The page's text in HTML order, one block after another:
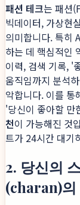
패션 테크는 패션
빅데이터, 가상현
의미합니다. 특히
하는 데 핵심적인
이력, 검색 기록, '
움직임까지 분석
악합니다. 이를 통
'당신이 좋아할 만
천이 가능해진 것
트가 24시간 대기
2. 당신의
(charan)의